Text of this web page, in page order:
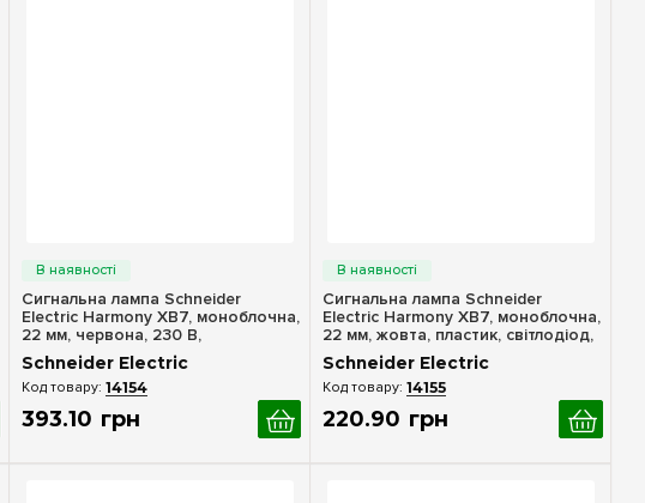
Сигнальна лампа Schneider
Electric Harmony XB7, моноблочна,
22 мм, червона, 230 В,
XB7EV04MP
Schneider Electric
14154
393.10 грн
Сигнальна лампа Schneider
Electric Harmony XB7, моноблочна,
22 мм, жовта, пластик, світлодіод,
24 В XB7EV05BP
Schneider Electric
14155
220.90 грн